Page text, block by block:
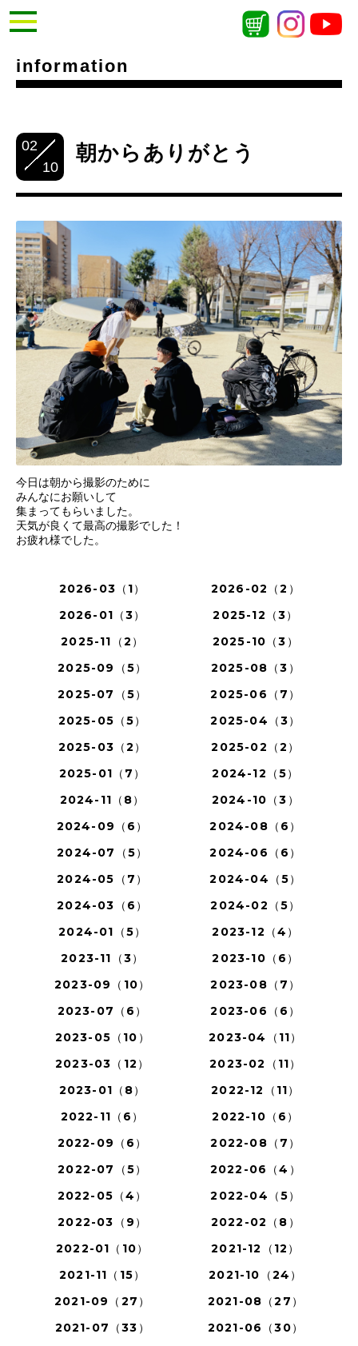
information
02
10
朝からありがとう
今日は朝から撮影のために
みんなにお願いして
集まってもらいました。
天気が良くて最高の撮影でした！
お疲れ様でした。
2026-03（1）
2026-02（2）
2026-01（3）
2025-12（3）
2025-11（2）
2025-10（3）
2025-09（5）
2025-08（3）
2025-07（5）
2025-06（7）
2025-05（5）
2025-04（3）
2025-03（2）
2025-02（2）
2025-01（7）
2024-12（5）
2024-11（8）
2024-10（3）
2024-09（6）
2024-08（6）
2024-07（5）
2024-06（6）
2024-05（7）
2024-04（5）
2024-03（6）
2024-02（5）
2024-01（5）
2023-12（4）
2023-11（3）
2023-10（6）
2023-09（10）
2023-08（7）
2023-07（6）
2023-06（6）
2023-05（10）
2023-04（11）
2023-03（12）
2023-02（11）
2023-01（8）
2022-12（11）
2022-11（6）
2022-10（6）
2022-09（6）
2022-08（7）
2022-07（5）
2022-06（4）
2022-05（4）
2022-04（5）
2022-03（9）
2022-02（8）
2022-01（10）
2021-12（12）
2021-11（15）
2021-10（24）
2021-09（27）
2021-08（27）
2021-07（33）
2021-06（30）